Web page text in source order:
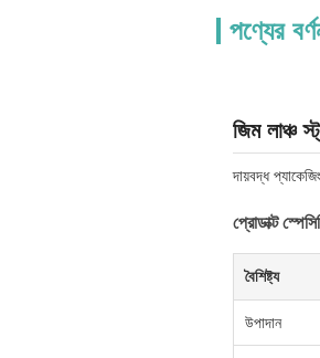
পণ্যের
জিম লাঞ্চ
দায়বদ্ধ
প্রোডাক্ট
বৈশিষ্ট্য
উপাদান